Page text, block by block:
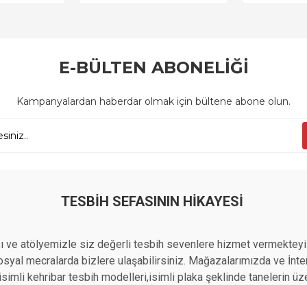
E-BÜLTEN ABONELİĞİ
Kampanyalardan haberdar olmak için bültene abone olun.
TESBIH SEFASININ HIKAYESI
ve atölyemizle siz değerli tesbih sevenlere hizmet
mecralarda bizlere ulaşabilirsiniz. Mağazalarımızda ve
kehribar tesbih modelleri,isimli plaka şeklinde tanelerin